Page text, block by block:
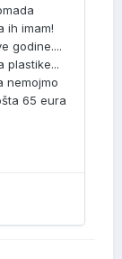
ih imam!
godine....
plastike...
nemojmo
65 eura